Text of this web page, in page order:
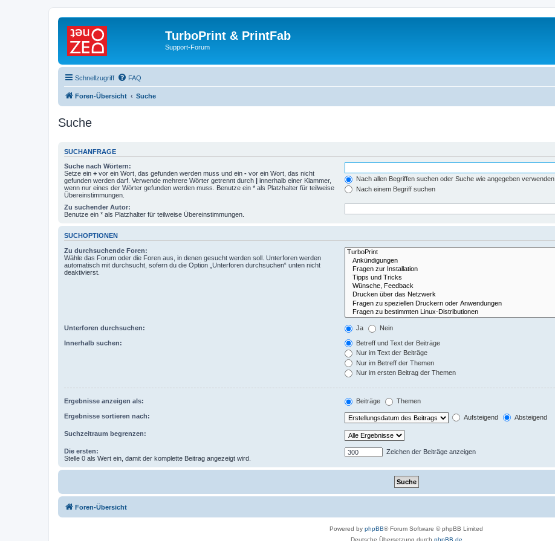
TurboPrint & PrintFab
Support-Forum
Schnellzugriff FAQ
Foren-Übersicht Suche
Suche
SUCHANFRAGE
Suche nach Wörtern:
Setze ein + vor ein Wort, das gefunden werden muss und ein - vor ein Wort, das nicht
gefunden werden darf. Verwende mehrere Wörter getrennt durch | innerhalb einer Klammer,
wenn nur eines der Wörter gefunden werden muss. Benutze ein * als Platzhalter für teilweise
Übereinstimmungen.
Nach allen Begriffen suchen oder Suche wie angegeben verwenden
Nach einem Begriff suchen
Zu suchender Autor:
Benutze ein * als Platzhalter für teilweise Übereinstimmungen.
SUCHOPTIONEN
Zu durchsuchende Foren:
Wähle das Forum oder die Foren aus, in denen gesucht werden soll. Unterforen werden
automatisch mit durchsucht, sofern du die Option „Unterforen durchsuchen“ unten nicht
deaktivierst.
Unterforen durchsuchen: Ja Nein
Innerhalb suchen:
Betreff und Text der Beiträge
Nur im Text der Beiträge
Nur im Betreff der Themen
Nur im ersten Beitrag der Themen
Ergebnisse anzeigen als: Beiträge Themen
Ergebnisse sortieren nach: Aufsteigend Absteigend
Suchzeitraum begrenzen:
Die ersten:
Stelle 0 als Wert ein, damit der komplette Beitrag angezeigt wird.
Zeichen der Beiträge anzeigen
Foren-Übersicht
Powered by phpBB® Forum Software © phpBB Limited
Deutsche Übersetzung durch phpBB.de